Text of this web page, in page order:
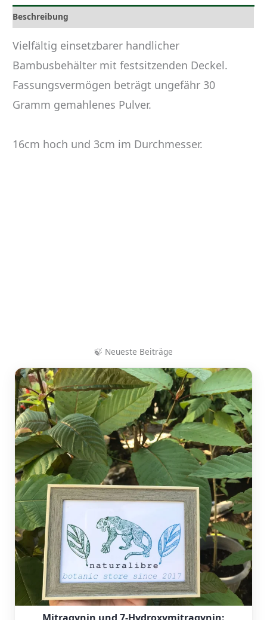
Beschreibung
Vielfältig einsetzbarer handlicher
Bambusbehälter mit festsitzenden Deckel.
Fassungsvermögen beträgt ungefähr 30
Gramm gemahlenes Pulver.
16cm hoch und 3cm im Durchmesser.
🍃 Neueste Beiträge